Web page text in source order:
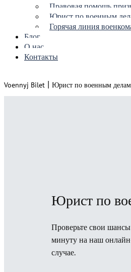
Правовая помощь
Юрист по военным
Горячая линия
Блог
О нас
Контакты
Voennyj Bilet | Юрист по военным
Юрист по
Проверьте свои шансы
минуту на наш
случае.